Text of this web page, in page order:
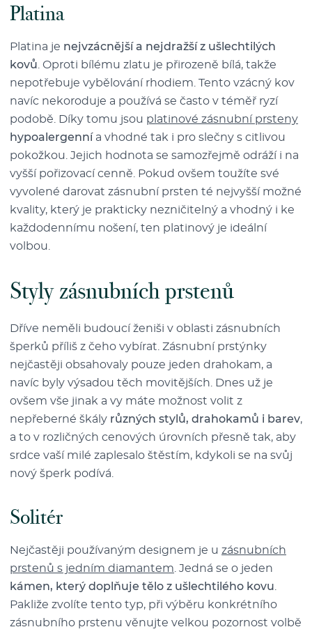
Platina
Platina je nejvzácnější a nejdražší z ušlechtilých
kovů . Oproti bílému zlatu je přirozeně bílá, takže
nepotřebuje vybělování rhodiem. Tento vzácný kov
navíc nekoroduje a používá se často v téměř ryzí
podobě. Díky tomu jsou platinové zásnubní prsteny
hypoalergenní a vhodné tak i pro slečny s citlivou
pokožkou. Jejich hodnota se samozřejmě odráží i na
vyšší pořizovací cenně. Pokud ovšem toužíte své
vyvolené darovat zásnubní prsten té nejvyšší možné
kvality, který je prakticky nezničitelný a vhodný i ke
každodennímu nošení, ten platinový je ideální
volbou.
Styly zásnubních prstenů
Dříve neměli budoucí ženiši v oblasti zásnubních
šperků příliš z čeho vybírat. Zásnubní prstýnky
nejčastěji obsahovaly pouze jeden drahokam, a
navíc byly výsadou těch movitějších. Dnes už je
ovšem vše jinak a vy máte možnost volit z
nepřeberné škály různých stylů, drahokamů i barev,
a to v rozličných cenových úrovních přesně tak, aby
srdce vaší milé zaplesalo štěstím, kdykoli se na svůj
nový šperk podívá.
Solitér
Nejčastěji používaným designem je u zásnubních
prstenů s jedním diamantem . Jedná se o jeden
kámen, který doplňuje tělo z ušlechtilého kovu
Pakliže zvolíte tento typ, při výběru konkrétního
zásnubního prstenu věnujte velkou pozornost volbě